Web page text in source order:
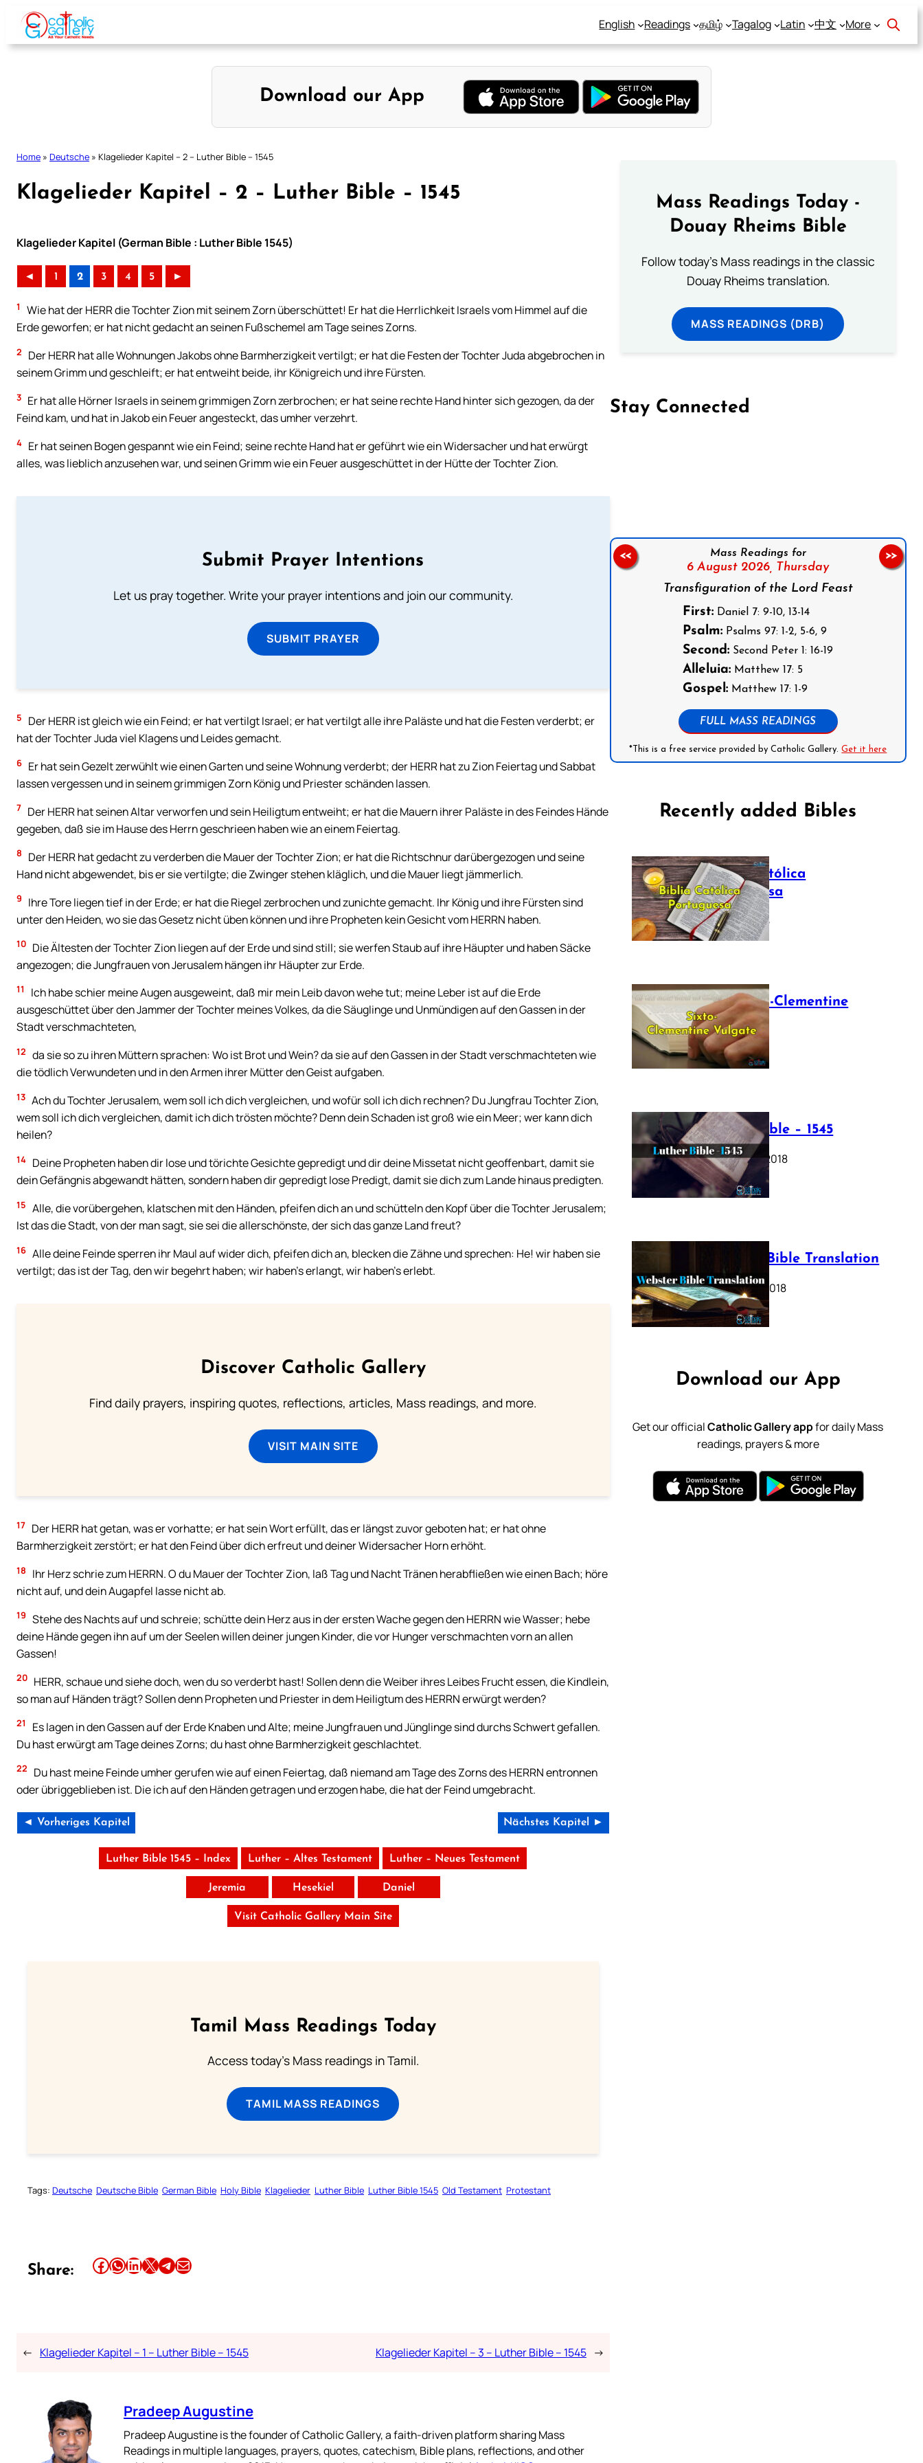
Skip
content
English Readings தமிழ் Tagalog Latin 中文 More
Download our App
Home » Deutsche » Klagelieder Kapitel – 2 – Luther Bible – 1545
Klagelieder Kapitel – 2 – Luther Bible – 1545
Klagelieder Kapitel (German Bible : Luther Bible 1545)
◄ 1 2 3 4 5 ►
1
Wie hat der HERR die Tochter Zion mit seinem Zorn überschüttet! Er hat die Herrlichkeit Israels vom Himmel auf die
Erde geworfen; er hat nicht gedacht an seinen Fußschemel am Tage seines Zorns.
2
Der HERR hat alle Wohnungen Jakobs ohne Barmherzigkeit vertilgt; er hat die Festen der Tochter Juda abgebrochen in
seinem Grimm und geschleift; er hat entweiht beide, ihr Königreich und ihre Fürsten.
3 Er hat alle Hörner Israels in seinem grimmigen Zorn zerbrochen; er hat seine rechte Hand hinter sich gezogen, da der
Feind kam, und hat in Jakob ein Feuer angesteckt, das umher verzehrt.
4 Er hat seinen Bogen gespannt wie ein Feind; seine rechte Hand hat er geführt wie ein Widersacher und hat erwürgt
alles, was lieblich anzusehen war, und seinen Grimm wie ein Feuer ausgeschüttet in der Hütte der Tochter Zion.
Submit Prayer Intentions
Let us pray together. Write your prayer intentions and join our community.
SUBMIT PRAYER
5
Der HERR ist gleich wie ein Feind; er hat vertilgt Israel; er hat vertilgt alle ihre Paläste und hat die Festen verderbt; er
hat der Tochter Juda viel Klagens und Leides gemacht.
6 Er hat sein Gezelt zerwühlt wie einen Garten und seine Wohnung verderbt; der HERR hat zu Zion Feiertag und Sabbat
lassen vergessen und in seinem grimmigen Zorn König und Priester schänden lassen.
7 Der HERR hat seinen Altar verworfen und sein Heiligtum entweiht; er hat die Mauern ihrer Paläste in des Feindes Hände
gegeben, daß sie im Hause des Herrn geschrieen haben wie an einem Feiertag.
8
Der HERR hat gedacht zu verderben die Mauer der Tochter Zion; er hat die Richtschnur darübergezogen und seine
Hand nicht abgewendet, bis er sie vertilgte; die Zwinger stehen kläglich, und die Mauer liegt jämmerlich.
9
Ihre Tore liegen tief in der Erde; er hat die Riegel zerbrochen und zunichte gemacht. Ihr König und ihre Fürsten sind
unter den Heiden, wo sie das Gesetz nicht üben können und ihre Propheten kein Gesicht vom HERRN haben.
10 Die Ältesten der Tochter Zion liegen auf der Erde und sind still; sie werfen Staub auf ihre Häupter und haben Säcke
angezogen; die Jungfrauen von Jerusalem hängen ihr Häupter zur Erde.
11
Ich habe schier meine Augen ausgeweint, daß mir mein Leib davon wehe tut; meine Leber ist auf die Erde
ausgeschüttet über den Jammer der Tochter meines Volkes, da die Säuglinge und Unmündigen auf den Gassen in der
Stadt verschmachteten,
12 da sie so zu ihren Müttern sprachen: Wo ist Brot und Wein? da sie auf den Gassen in der Stadt verschmachteten wie
die tödlich Verwundeten und in den Armen ihrer Mütter den Geist aufgaben.
13 Ach du Tochter Jerusalem, wem soll ich dich vergleichen, und wofür soll ich dich rechnen? Du Jungfrau Tochter Zion,
wem soll ich dich vergleichen, damit ich dich trösten möchte? Denn dein Schaden ist groß wie ein Meer; wer kann dich
heilen?
14 Deine Propheten haben dir lose und törichte Gesichte gepredigt und dir deine Missetat nicht geoffenbart, damit sie
dein Gefängnis abgewandt hätten, sondern haben dir gepredigt lose Predigt, damit sie dich zum Lande hinaus predigten.
15 Alle, die vorübergehen, klatschen mit den Händen, pfeifen dich an und schütteln den Kopf über die Tochter Jerusalem;
Ist das die Stadt, von der man sagt, sie sei die allerschönste, der sich das ganze Land freut?
16 Alle deine Feinde sperren ihr Maul auf wider dich, pfeifen dich an, blecken die Zähne und sprechen: He! wir haben sie
vertilgt; das ist der Tag, den wir begehrt haben; wir haben’s erlangt, wir haben’s erlebt.
Discover Catholic Gallery
Find daily prayers, inspiring quotes, reflections, articles, Mass readings, and more.
VISIT MAIN SITE
17 Der HERR hat getan, was er vorhatte; er hat sein Wort erfüllt, das er längst zuvor geboten hat; er hat ohne
Barmherzigkeit zerstört; er hat den Feind über dich erfreut und deiner Widersacher Horn erhöht.
18
Ihr Herz schrie zum HERRN. O du Mauer der Tochter Zion, laß Tag und Nacht Tränen herabfließen wie einen Bach; höre
nicht auf, und dein Augapfel lasse nicht ab.
19 Stehe des Nachts auf und schreie; schütte dein Herz aus in der ersten Wache gegen den HERRN wie Wasser; hebe
deine Hände gegen ihn auf um der Seelen willen deiner jungen Kinder, die vor Hunger verschmachten vorn an allen
Gassen!
20 HERR, schaue und siehe doch, wen du so verderbt hast! Sollen denn die Weiber ihres Leibes Frucht essen, die Kindlein,
so man auf Händen trägt? Sollen denn Propheten und Priester in dem Heiligtum des HERRN erwürgt werden?
21
Es lagen in den Gassen auf der Erde Knaben und Alte; meine Jungfrauen und Jünglinge sind durchs Schwert gefallen.
Du hast erwürgt am Tage deines Zorns; du hast ohne Barmherzigkeit geschlachtet.
22
Du hast meine Feinde umher gerufen wie auf einen Feiertag, daß niemand am Tage des Zorns des HERRN entronnen
oder übriggeblieben ist. Die ich auf den Händen getragen und erzogen habe, die hat der Feind umgebracht.
◄ Vorheriges Kapitel Nächstes Kapitel ►
Luther Bible 1545 – Index Luther – Altes Testament Luther – Neues Testament
Jeremia Hesekiel Daniel
Visit Catholic Gallery Main Site
Tamil Mass Readings Today
Access today's Mass readings in Tamil.
TAMIL MASS READINGS
Tags: Deutsche Deutsche Bible German Bible Holy Bible Klagelieder Luther Bible Luther Bible 1545 Old Testament Protestant
Share: Share this article on Facebook Share this article on WhatsApp Share this article on LinkedIn Share this article on X Share this article on TelegramEmail this Article
← Klagelieder Kapitel – 1 – Luther Bible – 1545 Klagelieder Kapitel – 3 – Luther Bible – 1545 →
Pradeep Augustine
Pradeep Augustine is the founder of Catholic Gallery, a faith-driven platform sharing Mass
Readings in multiple languages, prayers, quotes, catechism, Bible plans, reflections, and other
Mass Readings Today -
Douay Rheims Bible
Follow today's Mass readings in the classic
Douay Rheims translation.
MASS READINGS (DRB)
Stay Connected
Mass Readings for
6 August 2026, Thursday
Transfiguration of the Lord Feast
First: Daniel 7: 9-10, 13-14
Psalm: Psalms 97: 1-2, 5-6, 9
Second: Second Peter 1: 16-19
Alleluia: Matthew 17: 5
Gospel: Matthew 17: 1-9
FULL MASS READINGS
*This is a free service provided by Catholic Gallery.Get it here
<< >>
Recently added Bibles
Bíblia Católica
Portuguesa
July 16, 2025
The Sixto-Clementine
Vulgate
July 12, 2025
Luther Bible – 1545
October 17, 2018
Webster Bible Translation
October 11, 2018
Download our App
Get our officialCatholic Gallery appfor daily Mass
readings, prayers & more